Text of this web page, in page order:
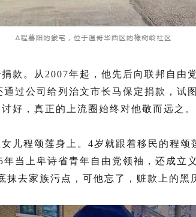
款。从2007年起，他先后向联邦自由
通过公司给列治文市长马保定捐款，试
好，真正的上流圈始终对他敬而远之。
儿程颂莲身上。4岁就跟着移民的程颂
当上卑诗省青年自由党领袖，还成立
去家族污点，可他忘了，赃款上的黑